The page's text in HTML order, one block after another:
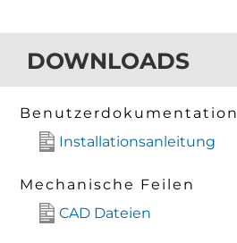
DOWNLOADS
Benutzerdokumentation
Installationsanleitung
Mechanische Feilen
CAD Dateien